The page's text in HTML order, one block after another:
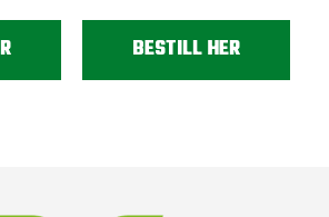
BESTILL HER